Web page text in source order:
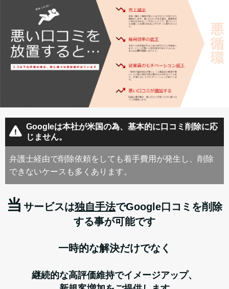
Googleは本社が米国の為、基本的に口コミ削除に応
じません。
弁護士経由で削除依頼をしても着手費用が発生し、削除
できないケースも多くあります。
当 サービスは独自手法でGoogle口コミを削除
する事が可能です
一時的な解決だけでなく
継続的な高評価維持でイメージアップ、